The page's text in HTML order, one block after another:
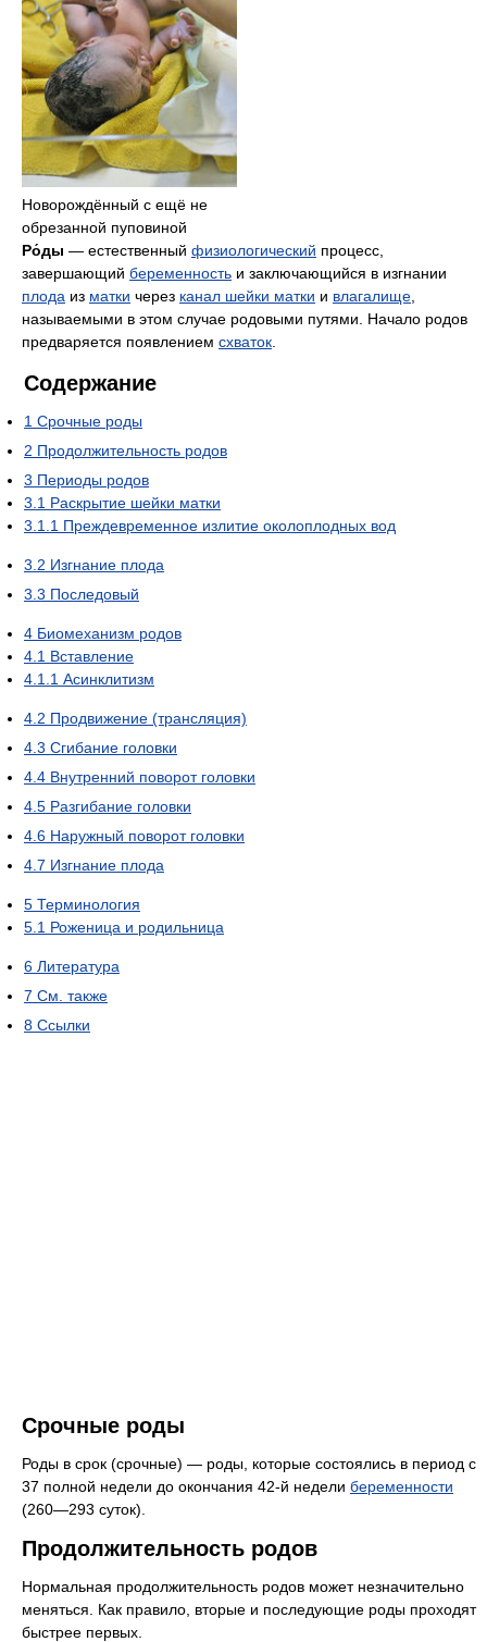
Новорождённый с ещё не
обрезанной пуповиной
Ро́ды — естественный физиологический процесс,
завершающий беременность и заключающийся в изгнании
плода из матки через канал шейки матки и влагалище
называемыми в этом случае родовыми путями. Начало родов
предваряется появлением схваток
Содержание
1 Срочные роды
2 Продолжительность родов
3 Периоды родов
3.1 Раскрытие шейки матки
3.1.1 Преждевременное излитие околоплодных вод
3.2 Изгнание плода
3.3 Последовый
4 Биомеханизм родов
4.1 Вставление
4.1.1 Асинклитизм
4.2 Продвижение (трансляция)
4.3 Сгибание головки
4.4 Внутренний поворот головки
4.5 Разгибание головки
4.6 Наружный поворот головки
4.7 Изгнание плода
5 Терминология
5.1 Роженица и родильница
6 Литература
7 См. также
8 Ссылки
Срочные роды
Роды в срок (срочные) — роды, которые состоялись в период с
37 полной недели до окончания 42-й недели беременности
(260—293 суток).
Продолжительность родов
Нормальная продолжительность родов может незначительно
меняться. Как правило, вторые и последующие роды проходят
быстрее первых.